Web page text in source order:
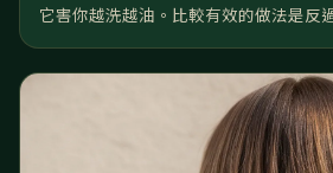
它害你越洗越油。比較有效的做法是反